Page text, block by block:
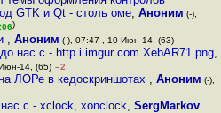
GTK и Qt - столь оме,Аноним (-),
)
, Аноним (-), 07:47 , 10-Июн-14, (63)
нас с - http i imgur com XebAR71 png,
14, (65) –2
ЛОРе в кедоскриншотах ,Аноним (-),
с - xclock, xonclock, SergMarkov